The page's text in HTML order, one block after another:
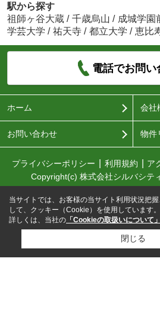
駅から探す
祖師ヶ谷大蔵 / 千歳烏山 / 成城学園
学芸大学 / 祐天寺 / 都立大学 / 恵比
電話でお問い
ホーム 会社
お問い合わせ 物件
プライバシーポリシー 利用規約 ア
Copyright(c) 株式会社シルバシテ
当サイトでは、お客様の当サイト利用状況把
して、クッキー（Cookie）を使用しています。
詳しくは、当社の 「Cookieの取扱いについて」
閉じる